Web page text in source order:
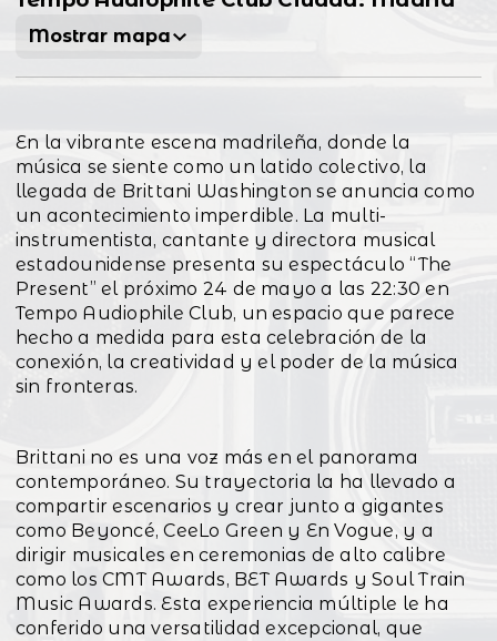
Mostrar mapa
En la vibrante escena madrileña, donde la
música se siente como un latido colectivo, la
llegada de Brittani Washington se anuncia como
un acontecimiento imperdible. La multi-
instrumentista, cantante y directora musical
estadounidense presenta su espectáculo “The
Present” el próximo 24 de mayo a las 22:30 en
Tempo Audiophile Club, un espacio que parece
hecho a medida para esta celebración de la
conexión, la creatividad y el poder de la música
sin fronteras.
Brittani no es una voz más en el panorama
contemporáneo. Su trayectoria la ha llevado a
compartir escenarios y crear junto a gigantes
como Beyoncé, CeeLo Green y En Vogue, y a
dirigir musicales en ceremonias de alto calibre
como los CMT Awards, BET Awards y Soul Train
Music Awards. Esta experiencia múltiple le ha
conferido una versatilidad excepcional, que